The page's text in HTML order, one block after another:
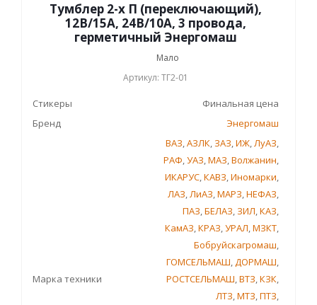
Тумблер 2-х П (переключающий),
12В/15А, 24В/10А, 3 провода,
герметичный Энергомаш
Мало
Артикул: ТГ2-01
Стикеры
Финальная цена
Бренд
Энергомаш
Марка техники
ВАЗ,АЗЛК, ЗАЗ,ИЖ,ЛуАЗ,
РАФ,УАЗ,МАЗ,Волжанин,
ИКАРУС,КАВЗ,Иномарки,
ЛАЗ,ЛиАЗ,МАРЗ,НЕФАЗ,
ПАЗ,БЕЛАЗ, ЗИЛ,КАЗ,
КамАЗ,КРАЗ,УРАЛ,МЗКТ,
Бобруйскагромаш,
ГОМСЕЛЬМАШ,ДОРМАШ,
РОСТСЕЛЬМАШ,ВТЗ,КЗК,
ЛТЗ,МТЗ,ПТЗ,